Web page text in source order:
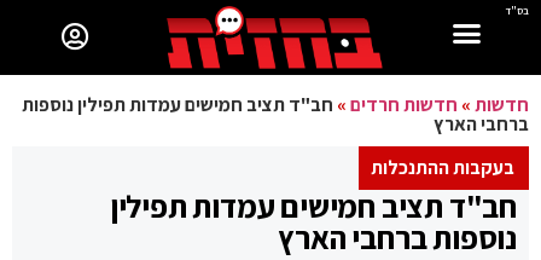
בס"ד
חדשות» חדשות חרדים» חב"ד תציב חמישים עמדות תפילין נוספות
ברחבי הארץ
בעקבות ההתנכלות
חב"ד תציב חמישים עמדות תפילין
נוספות ברחבי הארץ